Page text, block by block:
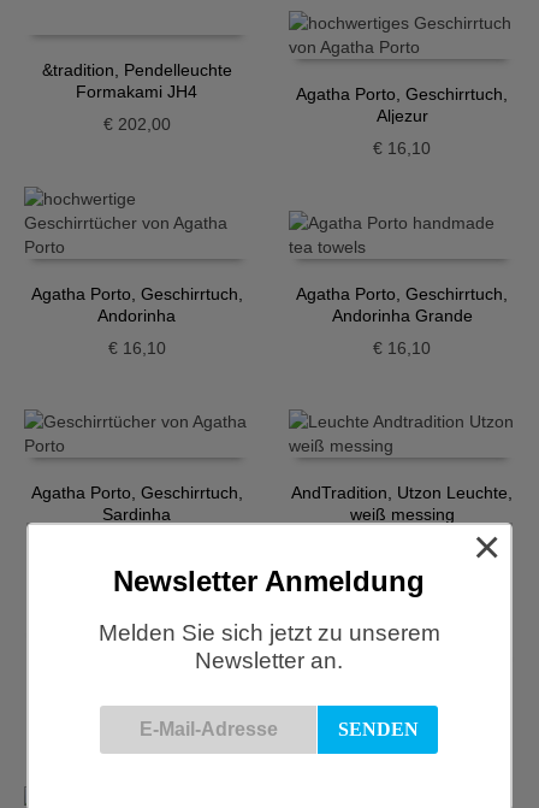
&tradition, Pendelleuchte
Formakami JH4
€202,00
Agatha Porto, Geschirrtuch,
Aljezur
€ 16,10
Agatha Porto, Geschirrtuch,
Andorinha
€16,10
Agatha Porto, Geschirrtuch,
Andorinha Grande
€ 16,10
Agatha Porto, Geschirrtuch,
Sardinha
AndTradition, Utzon Leuchte,
weiß messing
Casa Atlántica, Seeschwalbe
8,40
Newsletter Anmeldung
Melden Sie sich jetzt zu unserem
Newsletter an.
×